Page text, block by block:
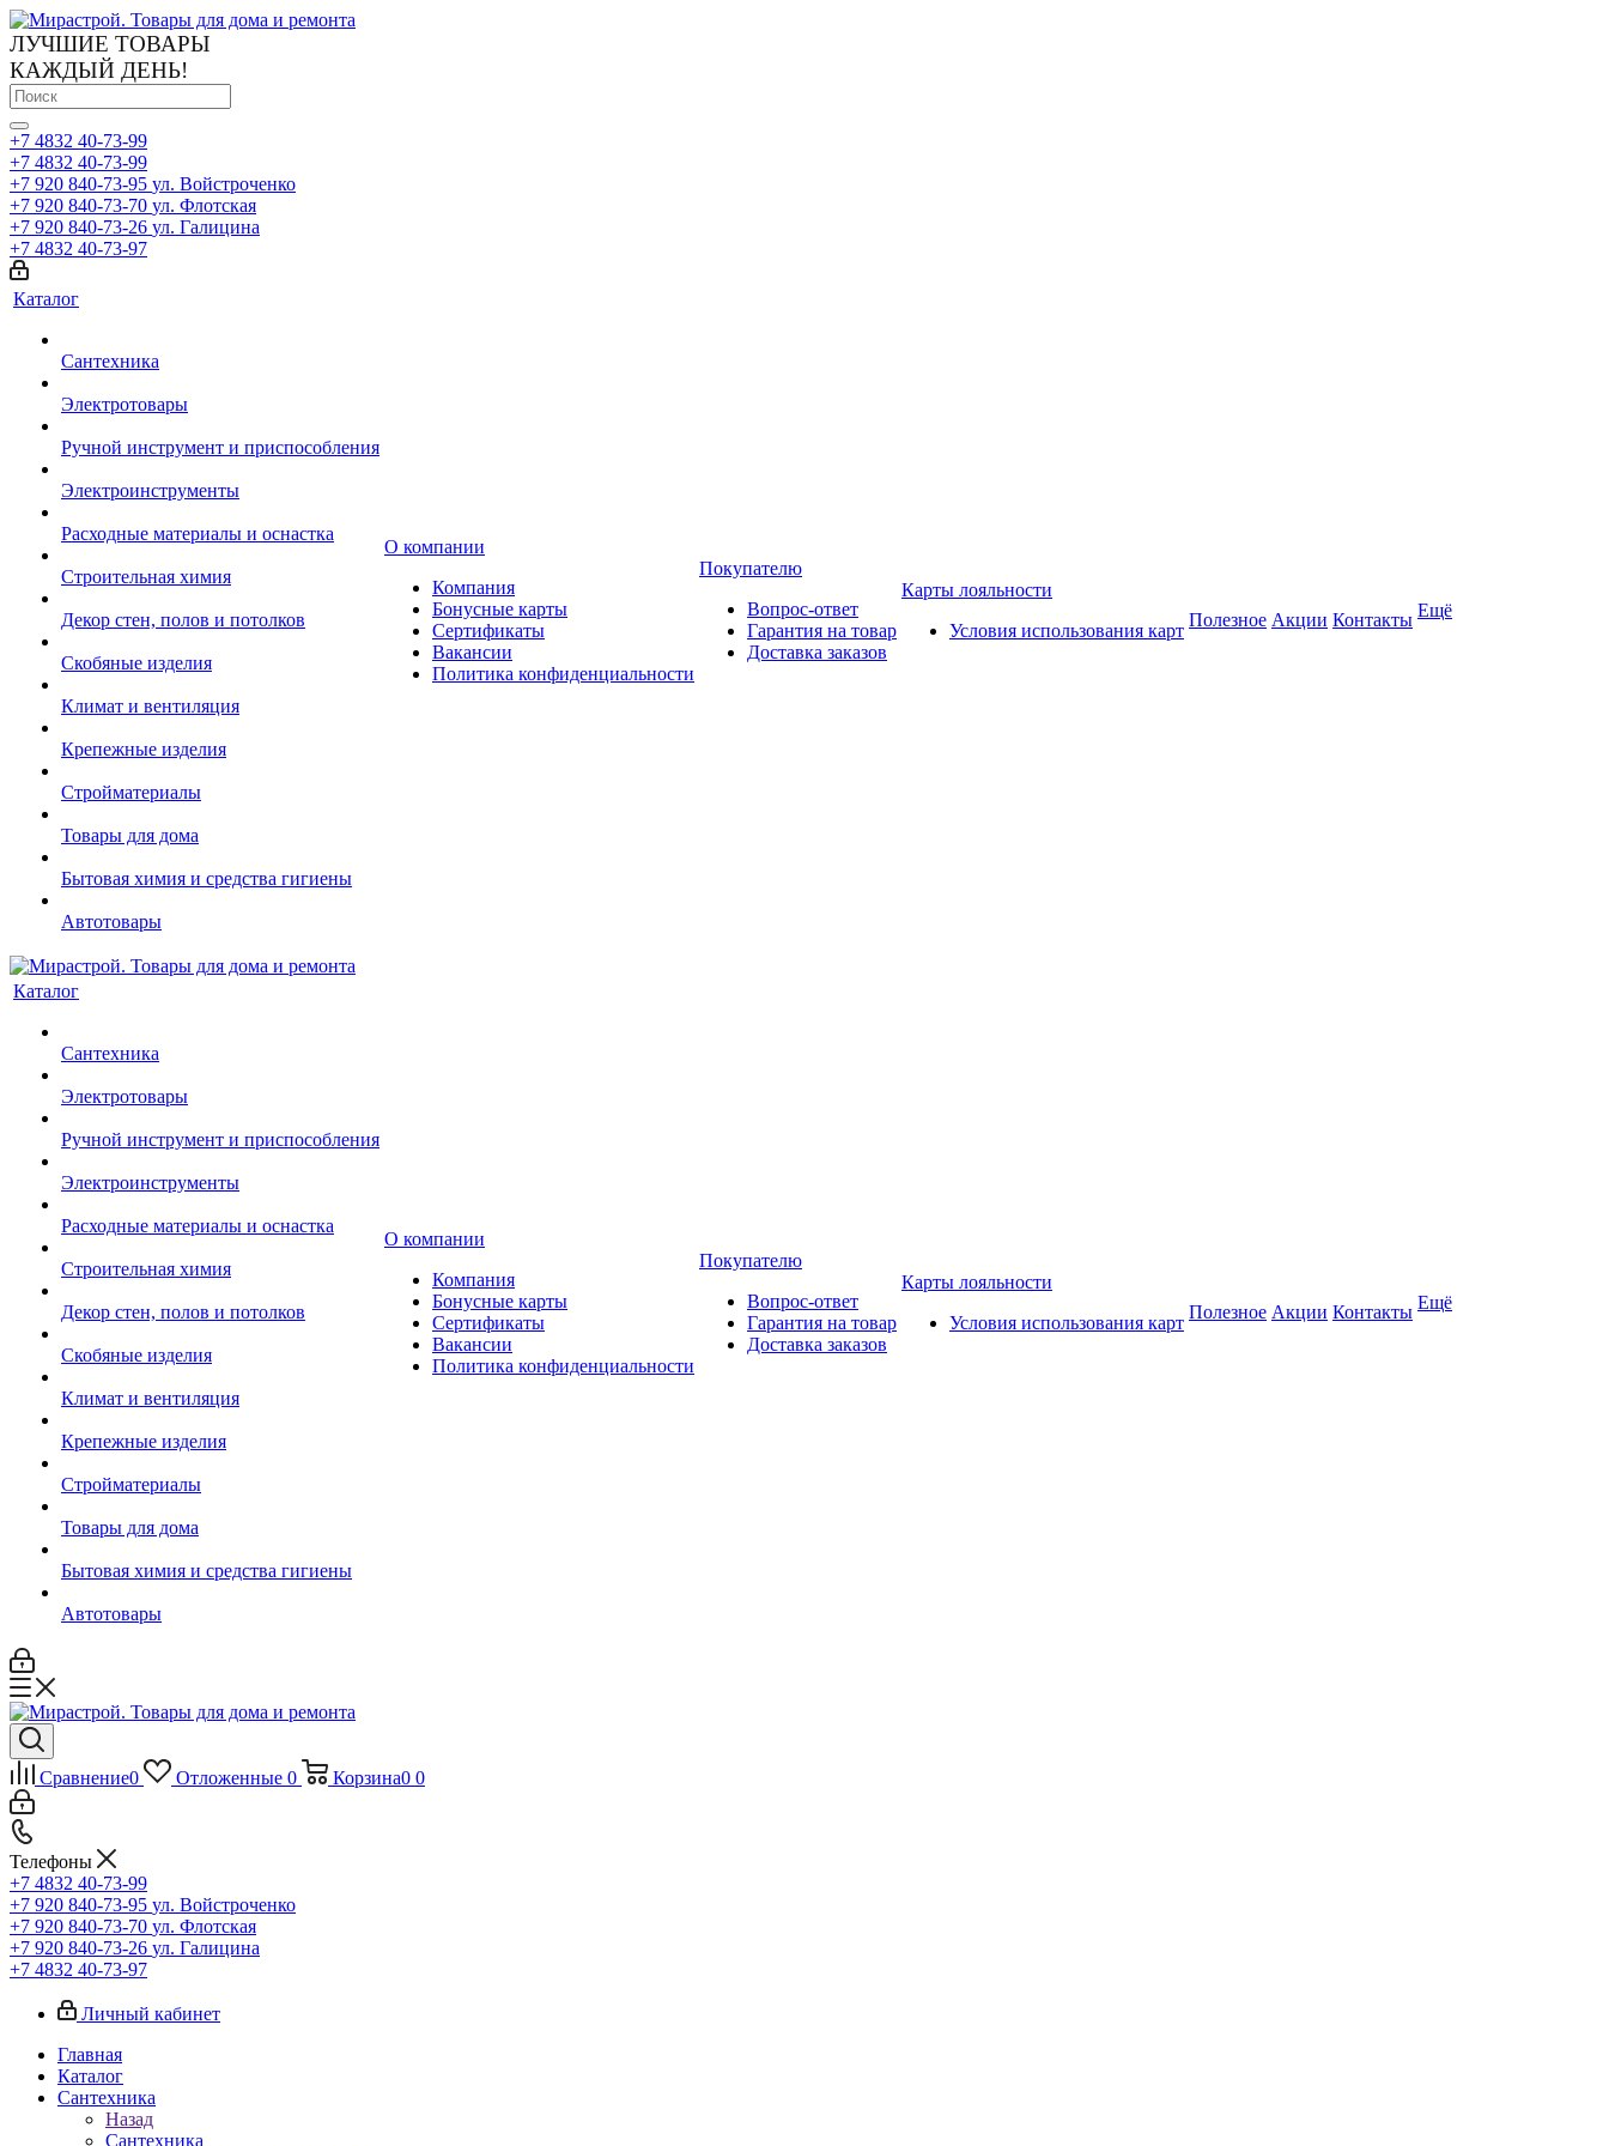
ЛУЧШИЕ ТОВАРЫ
КАЖДЫЙ ДЕНЬ!
+7 4832 40-73-99
+7 4832 40-73-99
+7 920 840-73-95 ул. Войстроченко
+7 920 840-73-70 ул. Флотская
+7 920 840-73-26 ул. Галицина
+7 4832 40-73-97
Каталог
Сантехника
Электротовары
Ручной инструмент и приспособления
Электроинструменты
Расходные материалы и оснастка
Строительная химия
Декор стен, полов и потолков
Скобяные изделия
Климат и вентиляция
Крепежные изделия
Стройматериалы
Товары для дома
Бытовая химия и средства гигиены
Автотовары
О компании
Компания
Бонусные карты
Сертификаты
Вакансии
Политика конфиденциальности
Покупателю
Вопрос-ответ
Гарантия на товар
Доставка заказов
Карты лояльности
Условия использования карт
Полезное Акции Контакты Ещё
Каталог
Сантехника
Электротовары
Ручной инструмент и приспособления
Электроинструменты
Расходные материалы и оснастка
Строительная химия
Декор стен, полов и потолков
Скобяные изделия
Климат и вентиляция
Крепежные изделия
Стройматериалы
Товары для дома
Бытовая химия и средства гигиены
Автотовары
О компании
Компания
Бонусные карты
Сертификаты
Вакансии
Политика конфиденциальности
Покупателю
Вопрос-ответ
Гарантия на товар
Доставка заказов
Карты лояльности
Условия использования карт
Полезное Акции Контакты Ещё
Сравнение0 Отложенные 0 Корзина0 0
Телефоны
+7 4832 40-73-99
+7 920 840-73-95 ул. Войстроченко
+7 920 840-73-70 ул. Флотская
+7 920 840-73-26 ул. Галицина
+7 4832 40-73-97
Личный кабинет
Главная
Каталог
Сантехника
Назад
Сантехника